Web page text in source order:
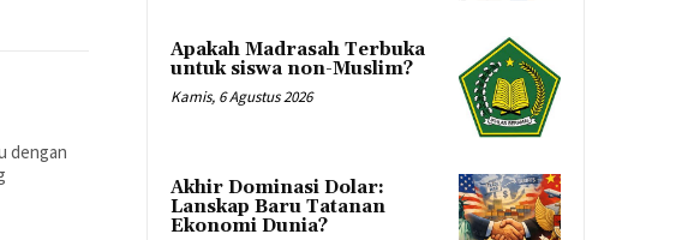
dengan
Apakah Madrasah Terbuka
untuk siswa non-Muslim?
Kamis, 6 Agustus 2026
Akhir Dominasi Dolar:
Lanskap Baru Tatanan
Ekonomi Dunia?